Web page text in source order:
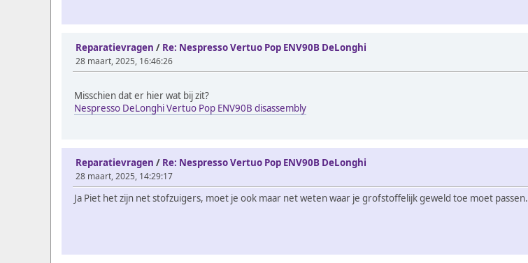
Reparatievragen / Re: Nespresso Vertuo Pop ENV90B DeLonghi
28 maart, 2025, 16:46:26
Misschien dat er hier wat bij zit?
Nespresso DeLonghi Vertuo Pop ENV90B disassembly
Reparatievragen / Re: Nespresso Vertuo Pop ENV90B DeLonghi
28 maart, 2025, 14:29:17
Ja Piet het zijn net stofzuigers, moet je ook maar net weten waar je grofstoffelijk geweld toe moet passen.